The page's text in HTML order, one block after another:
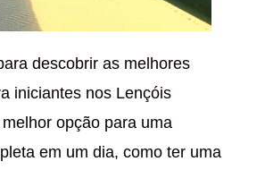
descobrir as melhores
iniciantes nos Lençóis
opção para uma
em um dia, como ter uma